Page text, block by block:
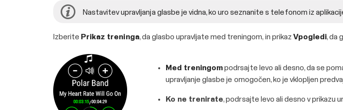
Nastavitev upravljanja glasbe je vidna, ko uro seznanite s telefonom iz
Izberite Prikaz treninga, da glasbo upravljate med treningom, in prikaz Vpogledi, da
Med treningompodrsajte levo ali desno, da se
upravljanje glasbe je omogočen, ko je vklopljen
Ko ne trenirate, podrsajte levo ali desno v prikazu